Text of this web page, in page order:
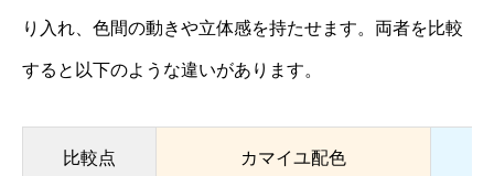
り入れ、色間の動きや立体感を持たせます。両者を比較
すると以下のような違いがあります。
比較点 カマイユ配色